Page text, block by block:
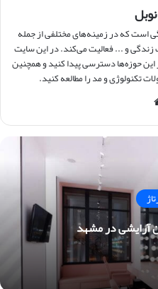
که در زمینه‌های مختلفی از جمله
زندگی و ... فعالیت می‌کند. در این سایت
این حوزه‌ها دسترسی پیدا کنید و همچنین
تکنولوژی و مد را مطالعه کنید.